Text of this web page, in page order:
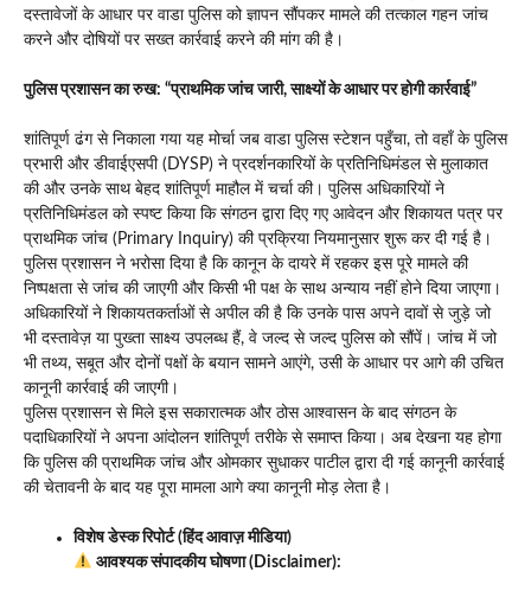
दस्तावेजों के आधार पर वाडा पुलिस को ज्ञापन सौंपकर मामले की तत्काल गहन जांच
करने और दोषियों पर सख्त कार्रवाई करने की मांग की है।
पुलिस प्रशासन का रुख: “प्राथमिक जांच जारी, साक्ष्यों के आधार पर होगी कार्रवाई”
शांतिपूर्ण ढंग से निकाला गया यह मोर्चा जब वाडा पुलिस स्टेशन पहुँचा, तो वहाँ के पुलिस
प्रभारी और डीवाईएसपी (DYSP) ने प्रदर्शनकारियों के प्रतिनिधिमंडल से मुलाकात
की और उनके साथ बेहद शांतिपूर्ण माहौल में चर्चा की। पुलिस अधिकारियों ने
प्रतिनिधिमंडल को स्पष्ट किया कि संगठन द्वारा दिए गए आवेदन और शिकायत पत्र पर
प्राथमिक जांच (Primary Inquiry) की प्रक्रिया नियमानुसार शुरू कर दी गई है।
पुलिस प्रशासन ने भरोसा दिया है कि कानून के दायरे में रहकर इस पूरे मामले की
निष्पक्षता से जांच की जाएगी और किसी भी पक्ष के साथ अन्याय नहीं होने दिया जाएगा।
अधिकारियों ने शिकायतकर्ताओं से अपील की है कि उनके पास अपने दावों से जुड़े जो
भी दस्तावेज़ या पुख्ता साक्ष्य उपलब्ध हैं, वे जल्द से जल्द पुलिस को सौंपें। जांच में जो
भी तथ्य, सबूत और दोनों पक्षों के बयान सामने आएंगे, उसी के आधार पर आगे की उचित
कानूनी कार्रवाई की जाएगी।
पुलिस प्रशासन से मिले इस सकारात्मक और ठोस आश्वासन के बाद संगठन के
पदाधिकारियों ने अपना आंदोलन शांतिपूर्ण तरीके से समाप्त किया। अब देखना यह होगा
कि पुलिस की प्राथमिक जांच और ओमकार सुधाकर पाटील द्वारा दी गई कानूनी कार्रवाई
की चेतावनी के बाद यह पूरा मामला आगे क्या कानूनी मोड़ लेता है।
विशेष डेस्क रिपोर्ट (हिंद आवाज़ मीडिया)
आवश्यक संपादकीय घोषणा (Disclaimer):